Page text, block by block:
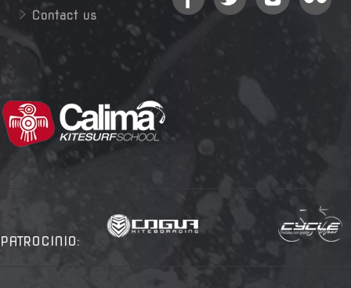
Contact us
PATROCINIO: